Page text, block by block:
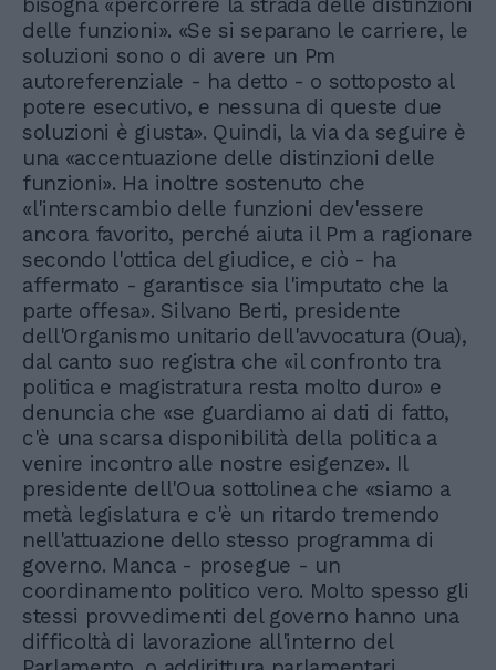
bisogna «percorrere la strada delle distinzioni
delle funzioni». «Se si separano le carriere, le
soluzioni sono o di avere un Pm
autoreferenziale - ha detto - o sottoposto al
potere esecutivo, e nessuna di queste due
soluzioni è giusta». Quindi, la via da seguire è
una «accentuazione delle distinzioni delle
funzioni». Ha inoltre sostenuto che
«l'interscambio delle funzioni dev'essere
ancora favorito, perché aiuta il Pm a ragionare
secondo l'ottica del giudice, e ciò - ha
affermato - garantisce sia l'imputato che la
parte offesa». Silvano Berti, presidente
dell'Organismo unitario dell'avvocatura (Oua),
dal canto suo registra che «il confronto tra
politica e magistratura resta molto duro» e
denuncia che «se guardiamo ai dati di fatto,
c'è una scarsa disponibilità della politica a
venire incontro alle nostre esigenze». Il
presidente dell'Oua sottolinea che «siamo a
metà legislatura e c'è un ritardo tremendo
nell'attuazione dello stesso programma di
governo. Manca - prosegue - un
coordinamento politico vero. Molto spesso gli
stessi provvedimenti del governo hanno una
difficoltà di lavorazione all'interno del